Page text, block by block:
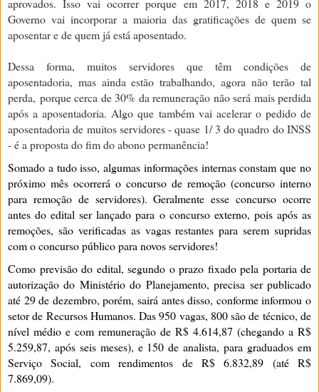
aprovados. Isso vai ocorrer porque em 2017, 2018 e 2019 o
Governo vai incorporar a maioria das gratificações de quem se
aposentar e de quem já está aposentado.
Dessa forma, muitos servidores que têm condições de
aposentadoria, mas ainda estão trabalhando, agora não terão tal
perda, porque cerca de 30% da remuneração não será mais perdida
após a aposentadoria. Algo que também vai acelerar o pedido de
aposentadoria de muitos servidores - quase 1/ 3 do quadro do INSS
- é a proposta do fim do abono permanência!
Somado a tudo isso, algumas informações internas constam que no
próximo mês ocorrerá o concurso de remoção (concurso interno
para remoção de servidores). Geralmente esse concurso ocorre
antes do edital ser lançado para o concurso externo, pois após as
remoções, são verificadas as vagas restantes para serem supridas
com o concurso público para novos servidores!
Como previsão do edital, segundo o prazo fixado pela portaria de
autorização do Ministério do Planejamento, precisa ser publicado
até 29 de dezembro, porém, sairá antes disso, conforme informou o
setor de Recursos Humanos. Das 950 vagas, 800 são de técnico, de
nível médio e com remuneração de R$ 4.614,87 (chegando a R$
5.259,87, após seis meses), e 150 de analista, para graduados em
Serviço Social, com rendimentos de R$ 6.832,89 (até R$
7.869,09).